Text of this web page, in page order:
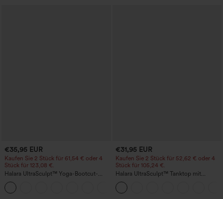
€35,95 EUR
Kaufen Sie 2 Stück für 61,54 € oder 4
Stück für 123,08 €.
Halara UltraSculpt™ Yoga-Bootcut-
Leggings mit hoher Taille,
bauchformender Unterstützung und
Tasche
€31,95 EUR
Kaufen Sie 2 Stück für 52,62 € oder 4
Stück für 105,24 €.
Halara UltraSculpt™ Tanktop mit
Rundhalsausschnitt und
geschwungenem Saum